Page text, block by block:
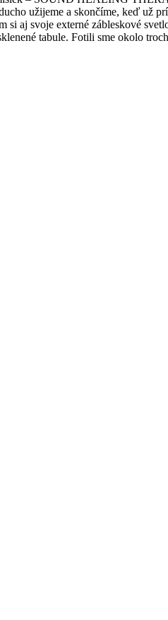
užijeme a skončíme, keď už
si aj svoje externé zábleskové
tabule. Fotili sme okolo